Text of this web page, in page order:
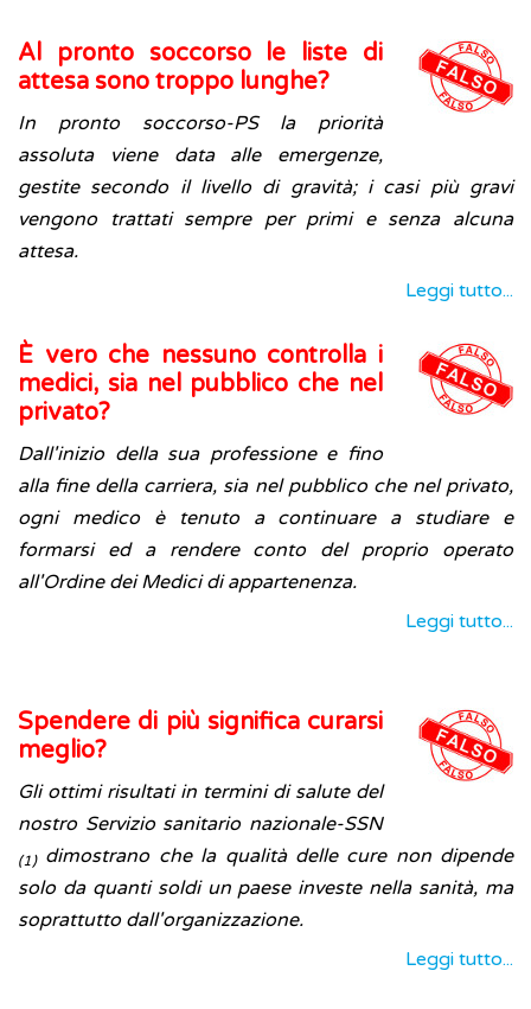
Al pronto soccorso le liste di
attesa sono troppo lunghe?
In pronto soccorso-PS la priorità
assoluta viene data alle emergenze,
gestite secondo il livello di gravità; i casi più gravi
vengono trattati sempre per primi e senza alcuna
attesa.
Leggi tutto...
È vero che nessuno controlla i
medici, sia nel pubblico che nel
privato?
Dall'iniziodella sua professione e fino
alla fine della carriera, sia nel pubblico che nel privato,
ogni medico è tenuto a continuare a studiare e
formarsi ed a rendere conto del proprio operato
all'Ordine dei Medici di appartenenza.
Leggi tutto...
Spendere di più significa curarsi
meglio?
Gli ottimi risultati in termini di salute del
nostro Servizio sanitario nazionale-SSN
(1)dimostrano che la qualità delle cure non dipende
solo da quanti soldi un paese investe nella sanità, ma
soprattutto dall'organizzazione.
Leggi tutto...